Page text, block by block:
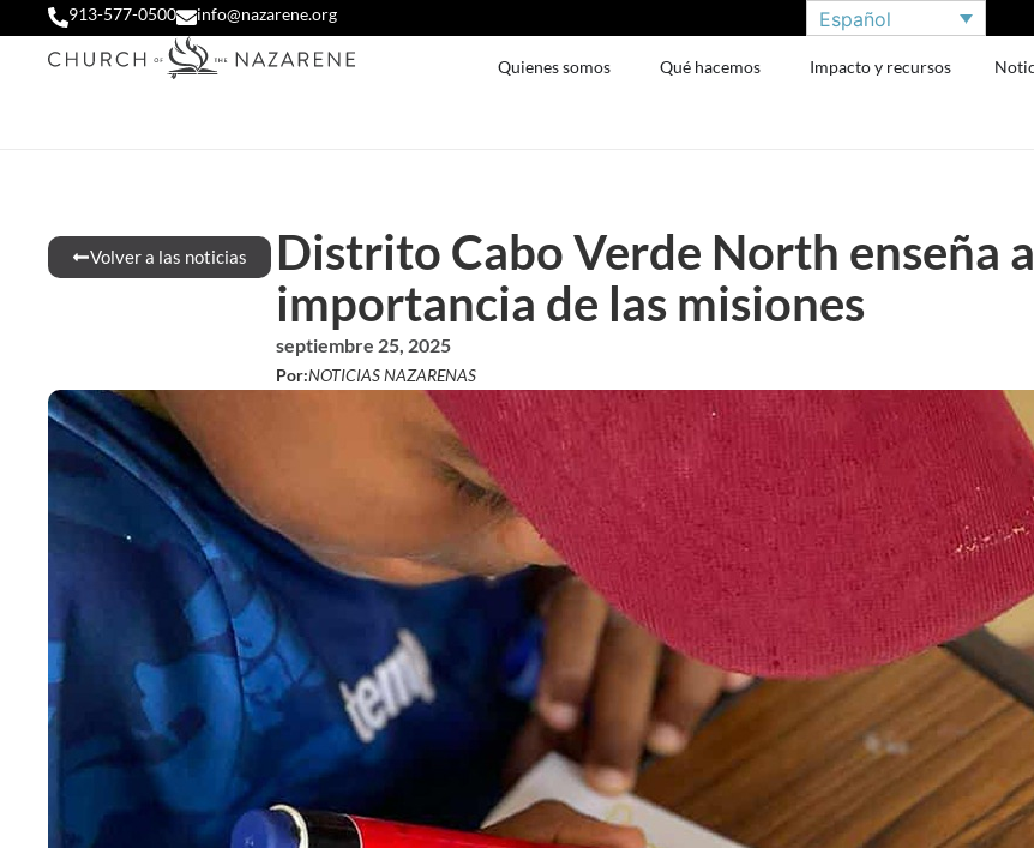
913-577-0500 info@nazarene.org Español
Quienes somos Qué hacemos Impacto y recursos
Volver a las noticias
Distrito Cabo Verde North enseña
importancia de las misiones
septiembre 25, 2025
Por:NOTICIAS NAZARENAS